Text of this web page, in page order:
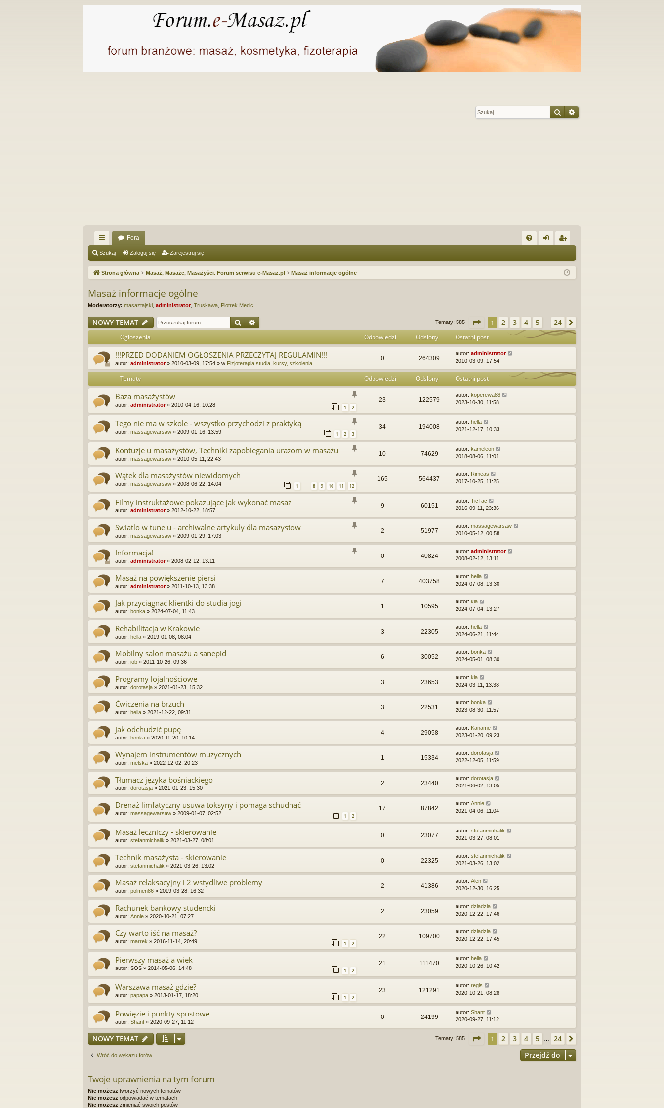
Szukaj
ię
ce
…
Fora
Q og ej
Szukaj Zaloguj się Zarejestruj się
Strona główna Masaż, Masaże, Masażyści. Forum serwisu e-Masaz.pl Masaż informacje ogólne
Masaż informacje ogólne
Moderatorzy: masaztajski administrator Truskawa Piotrek Medic
NOWY TEMAT Szukaj Tematy: 585 Strona z 24
1 2 3 4 5 24
Ogłoszenia Odpowiedzi Odsłony Ostatni post
!!!PRZED DODANIEM OGŁOSZENIA PRZECZYTAJ REGULAMIN!!!
autor: administrator» 2010-03-09, 17:54 » w Fizjoterapia studia, kursy, szkolenia
0 264309
autor: administrator
2010-03-09, 17:54
Tematy Odpowiedzi Odsłony Ostatni post
Baza masażystów
autor: administrator» 2010-04-16, 10:28 1 2
23 122579
autor: koperewa86
2023-10-30, 11:58
Tego nie ma w szkole - wszystko przychodzi z praktyką
autor: massagewarsaw » 2009-01-16, 13:59 1 2 3
34 194008
autor: hella
2021-12-17, 10:33
Kontuzje u masażystów, Techniki zapobiegania urazom w masażu
autor: massagewarsaw » 2010-05-11, 22:43
10 74629
autor: kameleon
2018-08-06, 11:01
Wątek dla masażystów niewidomych
autor: massagewarsaw » 2008-06-22, 14:04 1 … 8 9 10 11 12
165 564437
autor: Rimeas
2017-10-25, 11:25
Filmy instruktażowe pokazujące jak wykonać masaż
autor: administrator» 2012-10-22, 18:57
9 60151
autor: TicTac
2016-09-11, 23:36
Swiatlo w tunelu - archiwalne artykuly dla masazystow
autor: massagewarsaw » 2009-01-29, 17:03
2 51977
autor: massagewarsaw
2010-05-12, 00:58
Informacja!
autor: administrator» 2008-02-12, 13:11
0 40824
autor: administrator
2008-02-12, 13:11
Masaż na powiększenie piersi
autor: administrator» 2011-10-13, 13:38
7 403758
autor: hella
2024-07-08, 13:30
Jak przyciągnać klientki do studia jogi
autor: bonka » 2024-07-04, 11:43
1 10595
autor: kia
2024-07-04, 13:27
Rehabilitacja w Krakowie
autor: hella » 2019-01-08, 08:04
3 22305
autor: hella
2024-06-21, 11:44
Mobilny salon masażu a sanepid
autor: iob » 2011-10-26, 09:36
6 30052
autor: bonka
2024-05-01, 08:30
Programy lojalnościowe
autor: dorotasja » 2021-01-23, 15:32
3 23653
autor: kia
2024-03-11, 13:38
Ćwiczenia na brzuch
autor: hella » 2021-12-22, 09:31
3 22531
autor: bonka
2023-08-30, 11:57
Jak odchudzić pupę
autor: bonka » 2020-11-20, 10:14
4 29058
autor: Kaname
2023-01-20, 09:23
Wynajem instrumentów muzycznych
autor: melska » 2022-12-02, 20:23
1 15334
autor: dorotasja
2022-12-05, 11:59
Tłumacz języka bośniackiego
autor: dorotasja » 2021-01-23, 15:30
2 23440
autor: dorotasja
2021-06-02, 13:05
Drenaż limfatyczny usuwa toksyny i pomaga schudnąć
autor: massagewarsaw » 2009-01-07, 02:52 1 2
17 87842
autor: Annie
2021-04-06, 11:04
Masaż leczniczy - skierowanie
autor: stefanmichalik » 2021-03-27, 08:01
0 23077
autor: stefanmichalik
2021-03-27, 08:01
Technik masażysta - skierowanie
autor: stefanmichalik » 2021-03-26, 13:02
0 22325
autor: stefanmichalik
2021-03-26, 13:02
Masaż relaksacyjny i 2 wstydliwe problemy
autor: polmen86 » 2019-03-28, 16:32
2 41386
autor: Alen
2020-12-30, 16:25
Rachunek bankowy studencki
autor: Annie » 2020-10-21, 07:27
2 23059
autor: dziadzia
2020-12-22, 17:46
Czy warto iść na masaż?
autor: marrek » 2016-11-14, 20:49 1 2
22 109700
autor: dziadzia
2020-12-22, 17:45
Pierwszy masaż a wiek
autor: SOS » 2014-05-06, 14:48 1 2
21 111470
autor: hella
2020-10-26, 10:42
Warszawa masaż gdzie?
autor: papapa » 2013-01-17, 18:20 1 2
23 121291
autor: regis
2020-10-21, 08:28
Powięzie i punkty spustowe
autor: Shant » 2020-09-27, 11:12
0 24199
autor: Shant
2020-09-27, 11:12
NOWY TEMAT Tematy: 585 Strona z 24
1 2 3 4 5 24
Wróć do wykazu forów Przejdź do
Twoje uprawnienia na tym forum
Nie możesz tworzyć nowych tematów
Nie możesz odpowiadać w tematach
Nie możesz zmieniać swoich postów